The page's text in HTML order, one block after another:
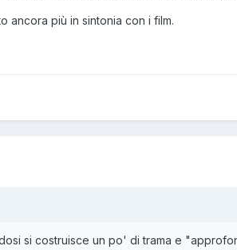
ancora più in sintonia con i film.
si costruisce un po' di trama e